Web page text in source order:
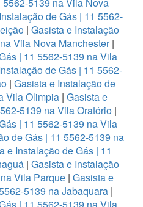
5139 na Vila Nova
de Gás | 11 5562-
| Gasista e Instalação
Vila Nova Manchester|
| 11 5562-5139 na Vila
de Gás | 11 5562-
| Gasista e Instalação de
Vila Olimpia | Gasista e
5139 na Vila Oratório |
| 11 5562-5139 na Vila
de Gás | 11 5562-5139 na
e Instalação de Gás | 11
| Gasista e Instalação
Vila Parque| Gasista e
5139 na Jabaquara|